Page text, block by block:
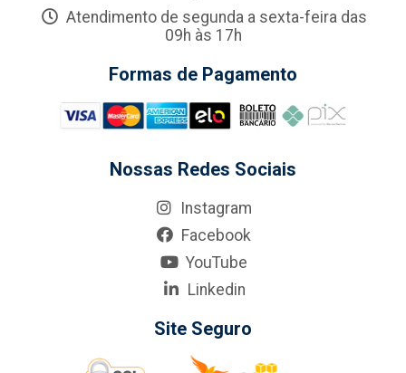
Atendimento de segunda a sexta-feira das
09h às 17h
Formas de Pagamento
Nossas Redes Sociais
Instagram
Facebook
YouTube
Linkedin
Site Seguro